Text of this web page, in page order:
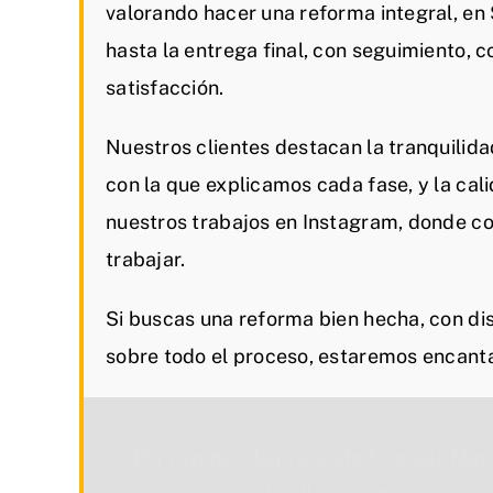
valorando hacer una reforma integral,
hasta la entrega final, con seguimiento,
satisfacción.
Nuestros clientes destacan la
con la que explicamos cada fase, y la
nuestros trabajos en Instagram, donde
trabajar.
Si buscas una reforma bien hecha, con
sobre todo el proceso, estaremos